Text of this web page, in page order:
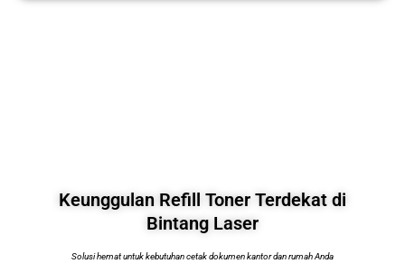
Keunggulan Refill Toner Terdekat di
Bintang Laser
Solusi hemat untuk kebutuhan cetak dokumen kantor dan rumah Anda